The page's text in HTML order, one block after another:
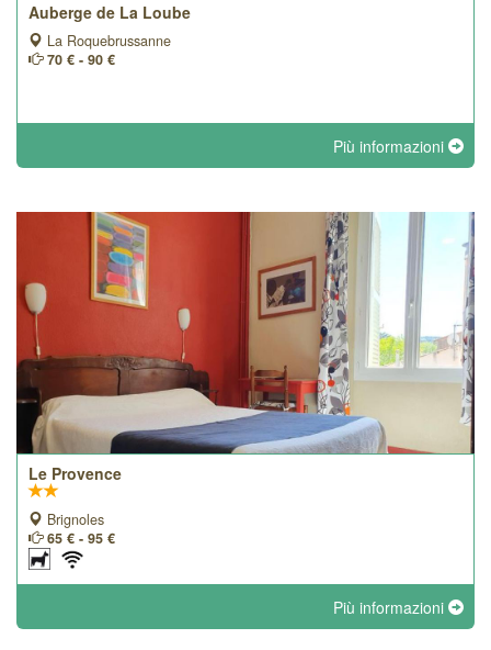
Auberge de La Loube
La Roquebrussanne
70 € - 90 €
Più informazioni
Le Provence
Brignoles
65 € - 95 €
Più informazioni